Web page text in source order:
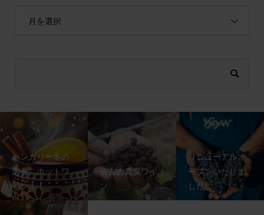
月を選択
ハンガリー冬の
定番、ホットワ
イン！！
最古の貴腐ワイ
ン
リニューアルオ
ープンいたしま
した